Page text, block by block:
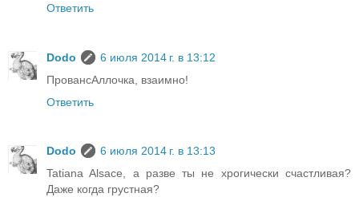
Ответить
Dodo
6 июля 2014 г. в 13:12
ПровансАллочка, взаимно!
Ответить
Dodo
6 июля 2014 г. в 13:13
Tatiana Alsace, а разве ты не хрогически счастливая?
Даже когда грустная?